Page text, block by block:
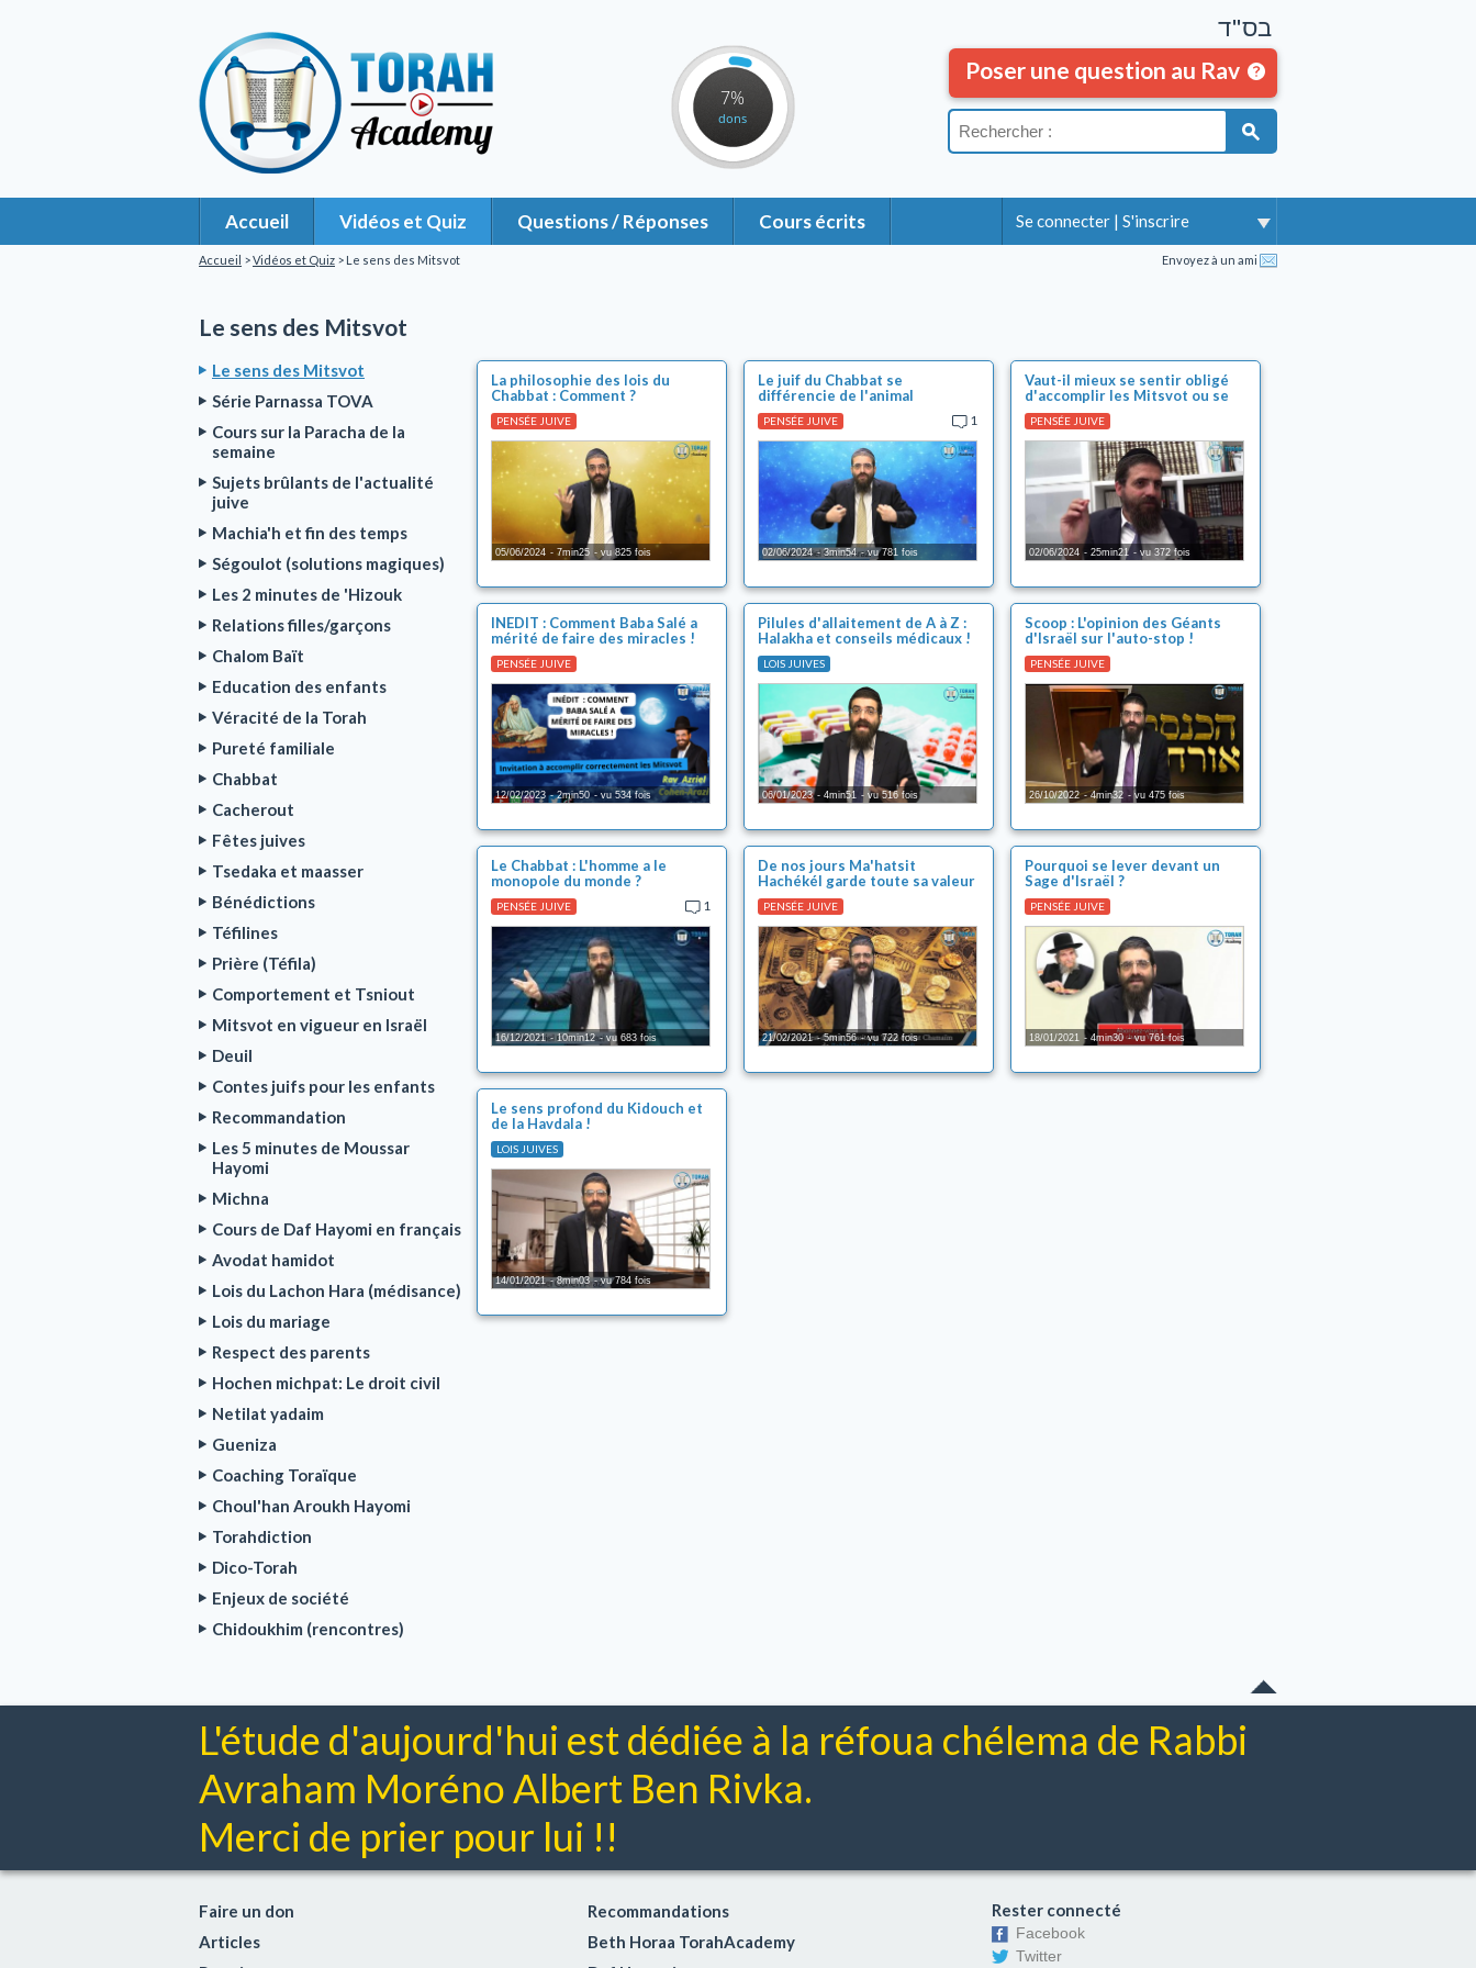
7%
dons
Se connecter | S'inscrire
בס"ד
Poser une question au Rav
Accueil Vidéos et Quiz Questions / Réponses Cours écrits
Accueil >Vidéos et Quiz > Le sens des Mitsvot Envoyez à un ami
Le sens des Mitsvot
Le sens des Mitsvot
Série Parnassa TOVA
Cours sur la Paracha de la
semaine
Sujets brûlants de l'actualité
juive
Machia'h et fin des temps
Ségoulot (solutions magiques)
Les 2 minutes de 'Hizouk
Relations filles/garçons
Chalom Baït
Education des enfants
Véracité de la Torah
Pureté familiale
Chabbat
Cacherout
Fêtes juives
Tsedaka et maasser
Bénédictions
Téfilines
Prière (Téfila)
Comportement et Tsniout
Mitsvot en vigueur en Israël
Deuil
Contes juifs pour les enfants
Recommandation
Les 5 minutes de Moussar
Hayomi
Michna
Cours de Daf Hayomi en français
Avodat hamidot
Lois du Lachon Hara (médisance)
Lois du mariage
Respect des parents
Hochen michpat: Le droit civil
Netilat yadaim
Gueniza
Coaching Toraïque
Choul'han Aroukh Hayomi
Torahdiction
Dico-Torah
Enjeux de société
Chidoukhim (rencontres)
La philosophie des lois du
Chabbat : Comment ?
PENSÉE JUIVE
05/06/2024 7min25 vu 825 fois
Le juif du Chabbat se
différencie de l'animal
1
PENSÉE JUIVE
02/06/2024 3min54 vu 781 fois
Vaut-il mieux se sentir obligé
d'accomplir les Mitsvot ou se
sentir libre ?
PENSÉE JUIVE
02/06/2024 25min21 vu 372 fois
INEDIT : Comment Baba Salé a
mérité de faire des miracles !
PENSÉE JUIVE
12/02/2023 2min50 vu 534 fois
Pilules d'allaitement de A à Z :
Halakha et conseils médicaux !
LOIS JUIVES
06/01/2023 4min51 vu 516 fois
Scoop : L'opinion des Géants
d'Israël sur l'auto-stop !
PENSÉE JUIVE
26/10/2022 4min32 vu 475 fois
Le Chabbat : L'homme a le
monopole du monde ?
1
PENSÉE JUIVE
16/12/2021 10min12 vu 683 fois
De nos jours Ma'hatsit
Hachékél garde toute sa valeur
!
PENSÉE JUIVE
21/02/2021 5min56 vu 722 fois
Pourquoi se lever devant un
Sage d'Israël ?
PENSÉE JUIVE
18/01/2021 4min30 vu 761 fois
Le sens profond du Kidouch et
de la Havdala !
LOIS JUIVES
14/01/2021 8min03 vu 784 fois
L'étude d'aujourd'hui est dédiée à la réfoua chélema de Rabbi
Avraham Moréno Albert Ben Rivka.
Merci de prier pour lui !!
Faire un don
Articles
Recommandations
Beth Horaa TorahAcademy
Rester connecté
Facebook
Twitter